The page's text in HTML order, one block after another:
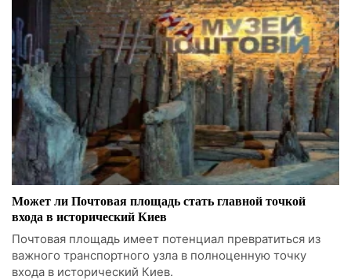
Может ли Почтовая площадь стать главной точкой
входа в исторический Киев
Почтовая площадь имеет потенциал превратиться из
важного транспортного узла в полноценную точку
входа в исторический Киев.